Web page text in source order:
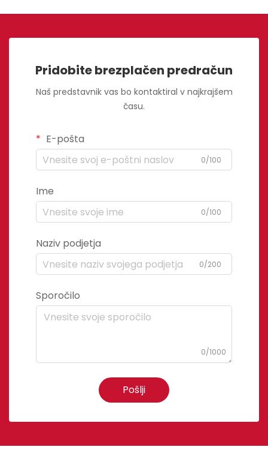
Pridobite brezplačen predračun
Naš predstavnik vas bo kontaktiral v najkrajšem
času.
E-pošta
0/100
Ime
0/100
Naziv podjetja
0/200
Sporočilo
0/1000
Pošlji